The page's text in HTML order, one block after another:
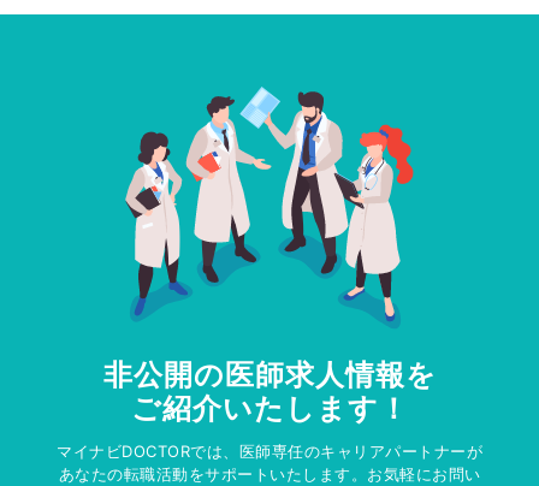
非公開の医師求人情報を
ご紹介いたします！
マイナビDOCTORでは、医師専任のキャリアパートナーが
あなたの転職活動をサポートいたします。お気軽にお問い